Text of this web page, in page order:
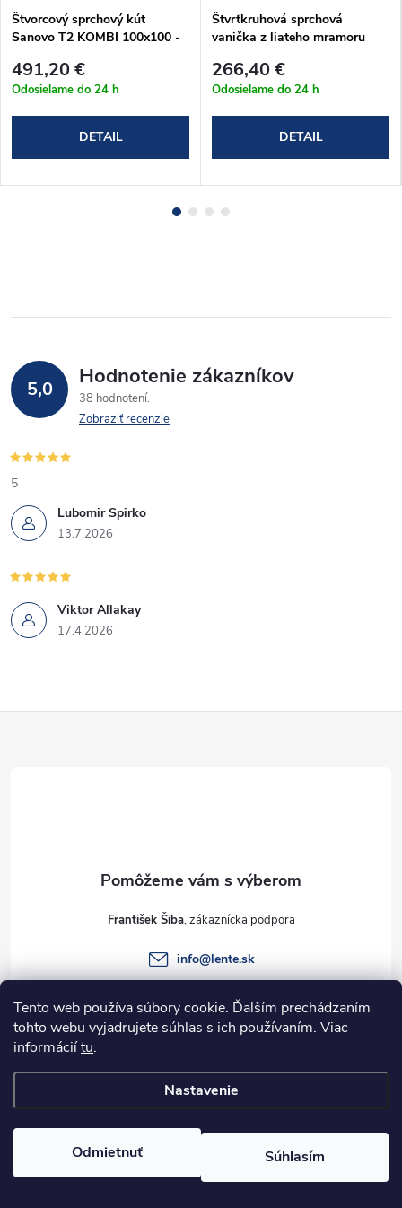
Tento web používa súbory cookie. Ďalším prechádzaním
tohto webu vyjadrujete súhlas s ich používaním. Viac
informáciítu.
Nastavenie
Odmietnuť Súhlasím
Štvorcový sprchový kút
Sanovo T2 KOMBI 100x100 -
(T2K_100100C)
491,20 €
Odosielame do 24 h
DETAIL
Štvrťkruhová sprchová
vanička z liateho mramoru
266,40 €
Odosielame do 24 h
DETAIL
5,0 Hodnotenie zákazníkov
38 hodnotení
Zobraziť recenzie
Lubomir Spirko
13.7.2026
5
Viktor Allakay
17.4.2026
e
František Šiba
info@lente.sk
Informácie pre vás
. Všetky práva vyhradené.